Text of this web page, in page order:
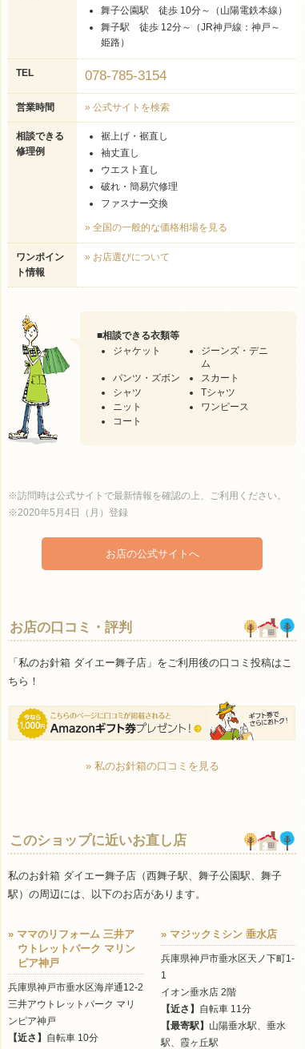
舞子公園駅 徒歩 10分～（山陽電鉄本線）
舞子駅 徒歩 12分～（JR神戸線：神戸～
姫路）
TEL 078-785-3154
営業時間 » 公式サイトを検索
相談できる
修理例
裾上げ・裾直し
袖丈直し
ウエスト直し
破れ・簡易穴修理
ファスナー交換
» 全国の一般的な価格相場を見る
ワンポイン
ト情報
» お店選びについて
■相談できる衣類等
ジャケット
ジーンズ・デニ
ム
パンツ・ズボン
スカート
シャツ
Tシャツ
ニット
ワンピース
コート
※訪問時は公式サイトで最新情報を確認の上、ご利用ください。
※2020年5月4日（月）登録
お店の公式サイトへ
お店の口コミ・評判
「私のお針箱 ダイエー舞子店」をご利用後の口コミ投稿はこ
ちら！
» 私のお針箱の口コミを見る
このショップに近いお直し店
私のお針箱 ダイエー舞子店（西舞子駅、舞子公園駅、舞子
駅）の周辺には、以下のお店があります。
» ママのリフォーム 三井ア
ウトレットパーク マリン
ピア神戸
兵庫県神戸市垂水区海岸通12-2
三井アウトレットパーク マリ
ンピア神戸
【近さ】 自転車 10分
» マジックミシン 垂水店
兵庫県神戸市垂水区天ノ下町1-
1
イオン垂水店 2階
【近さ】 自転車 11分
【最寄駅】 山陽垂水駅、垂水
駅、霞ヶ丘駅